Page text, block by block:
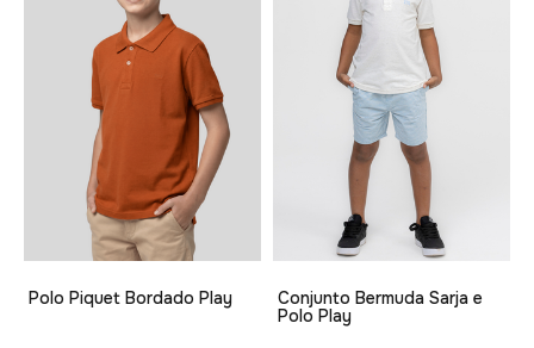
Polo Piquet Bordado Play
Conjunto Bermuda Sarja e
Polo Play